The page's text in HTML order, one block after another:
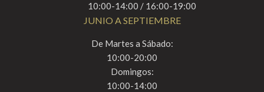
10:00-14:00 / 16:00-19:00
JUNIO A SEPTIEMBRE
De Martes a Sábado:
10:00-20:00
Domingos:
10:00-14:00